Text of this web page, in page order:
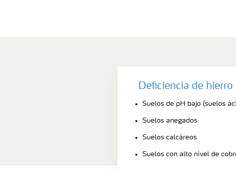
Deficiencia de
Suelos de pH bajo (suelos
Suelos anegados
Suelos calcáreos
Suelos con alto nivel de